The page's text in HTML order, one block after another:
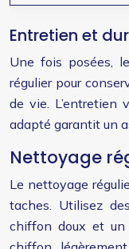
Entretien et
Une fois posées,
régulier pour
de vie. L’entretien
adapté garantit un
Nettoyage
Le nettoyage
taches. Utilisez
chiffon doux et un